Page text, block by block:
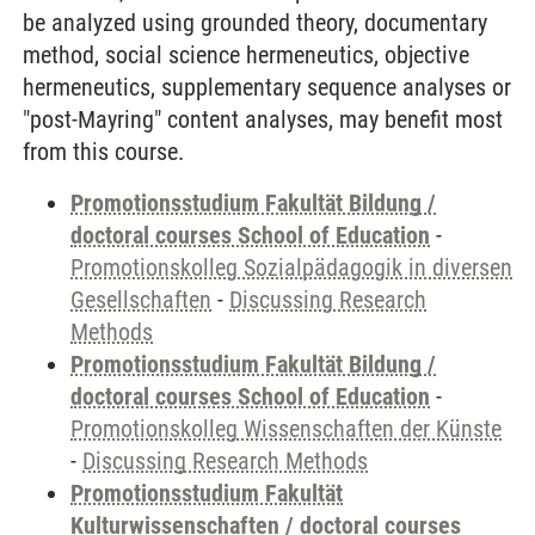
be analyzed using grounded theory, documentary
method, social science hermeneutics, objective
hermeneutics, supplementary sequence analyses or
"post-Mayring" content analyses, may benefit most
from this course.
Promotionsstudium Fakultät Bildung /
doctoral courses School of Education -
Promotionskolleg Sozialpädagogik in diversen
Gesellschaften - Discussing Research
Methods
Promotionsstudium Fakultät Bildung /
doctoral courses School of Education -
Promotionskolleg Wissenschaften der Künste
- Discussing Research Methods
Promotionsstudium Fakultät
Kulturwissenschaften / doctoral courses